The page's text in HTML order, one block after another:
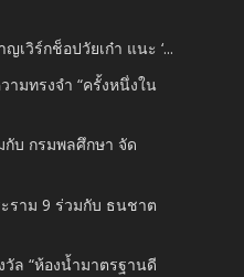
เวิร์กช็อปวัยเก๋า แนะ ‘...
ามทรงจำ “ครั้งหนึ่งใน
กับ กรมพลศึกษา จัด
ราม 9 ร่วมกับ ธนชาต
ล “ห้องน้ำมาตรฐานดี